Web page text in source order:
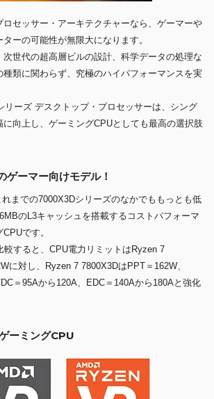
セッサー・アーキテクチャーなら、ゲーマーや
ーの可能性が無限大になります。
世代の超高層ビルの設計、科学データの処理な
種類に関わらず、究極のハイパフォーマンスを実
ーズ デスクトップ・プロセッサーは、シング
に向上し、ゲーミングCPUとしても最高の選択肢
ーマー向けモデル！
までの7000X3Dシリーズのなかでももっとも低
のL3キャッシュを搭載するコストパフォーマ
です。
較すると、CPU電力リミットはRyzen 7
に対し、Ryzen 7 7800X3DはPPT＝162W、
＝95Aから120A、EDC＝140Aから180Aと強化
ーミングCPU